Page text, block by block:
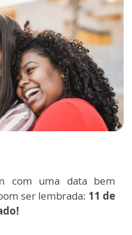
com uma data bem
ser lembrada: 11 de